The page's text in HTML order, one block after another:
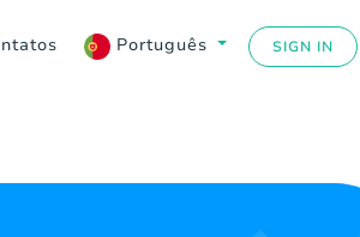
Português SIGN IN